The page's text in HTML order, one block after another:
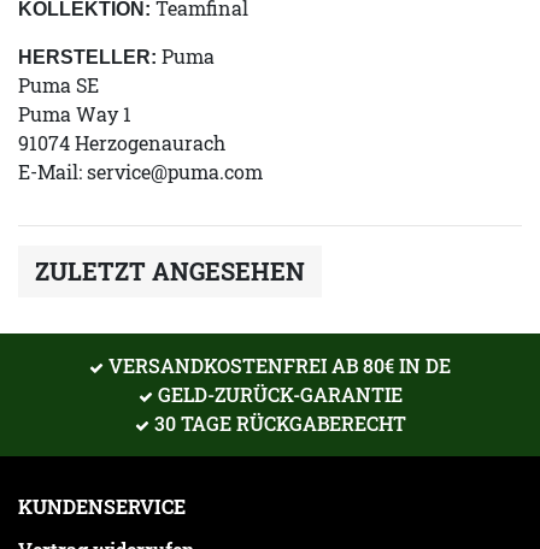
KOLLEKTION: Teamfinal
HERSTELLER: Puma
Puma SE
Puma Way 1
91074 Herzogenaurach
E-Mail:service@puma.com
ZULETZT ANGESEHEN
VERSANDKOSTENFREI AB 80€ IN DE
GELD-ZURÜCK-GARANTIE
30 TAGE RÜCKGABERECHT
KUNDENSERVICE